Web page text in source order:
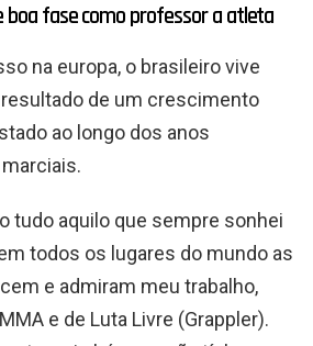
boa fase como professor a atleta
na europa, o brasileiro vive
de um crescimento
ao longo dos anos
tudo aquilo que sempre sonhei
todos os lugares do mundo as
e admiram meu trabalho,
e de Luta Livre (Grappler).